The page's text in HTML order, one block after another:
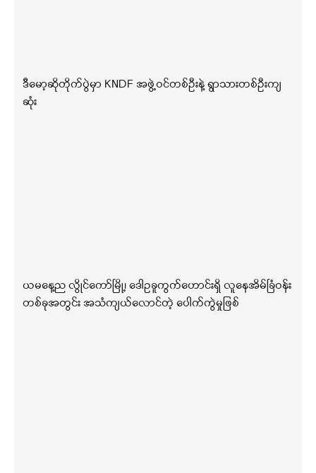
ဒီမော့ဆိုတိုက်ပွဲမှာ KNDF အဖွဲ့ဝင်တစ်ဦးနဲ့ ရွာသားတစ်ဦးကျ
ဆုံး
ယမနေ့ည လွိုင်ကော်မြို့၊ ဒေါဥခူကွက်ဟောင်းရှိ လူနေအိမ်ခြံဝန်း
တစ်ခုအတွင်း အသံကျယ်လောင်တဲ့ ပေါက်ကွဲမှုဖြစ်